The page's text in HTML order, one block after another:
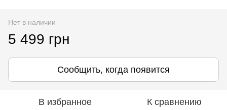
Нет в наличии
5 499 грн
Сообщить, когда появится
В избранное К сравнению